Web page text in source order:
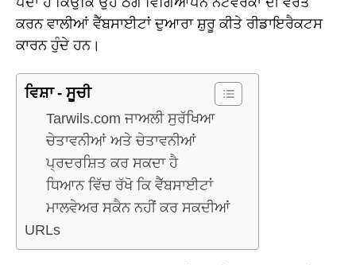
ਕਰਨ ਵਾਲੀਆਂ ਵੈੱਬਸਾਈਟਾਂ ਦੁਆਰਾ ਸ਼ੁਰੂ ਕੀਤੇ ਰੀਡਾਇਰੈਕਟਸ
ਕਾਰਨ ਹੁੰਦੇ ਹਨ।
ਵਿਸ਼ਾ - ਸੂਚੀ
Tarwils.com ਜਾਅਲੀ ਸੁਰੱਖਿਆ
ਚੇਤਾਵਨੀਆਂ ਅਤੇ ਚੇਤਾਵਨੀਆਂ
ਪ੍ਰਦਰਸ਼ਿਤ ਕਰ ਸਕਦਾ ਹੈ
ਧਿਆਨ ਵਿੱਚ ਰੱਖੋ ਕਿ ਵੈੱਬਸਾਈਟਾਂ
ਮਾਲਵੇਅਰ ਸਕੈਨ ਨਹੀਂ ਕਰ ਸਕਦੀਆਂ
URLs